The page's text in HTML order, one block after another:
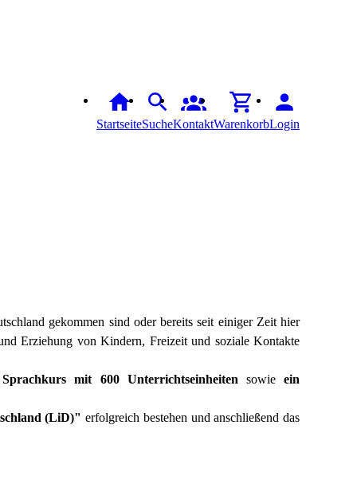
StartseiteSucheKontaktWarenkorbLogin
gekommen sind oder bereits seit einiger Zeit hier
Erziehung von Kindern, Freizeit und soziale Kontakte
Sprachkurs mit 600 Unterrichtseinheiten sowieein
(LiD)" erfolgreich bestehen und anschließend das